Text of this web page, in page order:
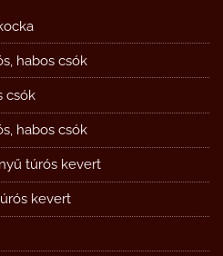
habos csók
csók
habos csók
túrós kevert
kevert